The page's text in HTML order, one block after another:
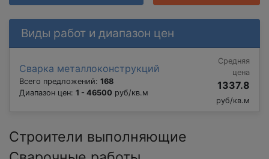
Виды работ и диапазон цен
Сварка металлоконструкций
Всего предложений: 168
Диапазон цен: 1 - 46500 руб/кв.м
Средняя
цена
1337.8
руб/кв.м
Строители выполняющие